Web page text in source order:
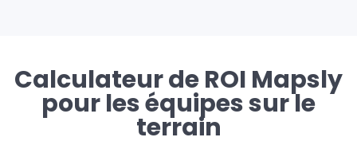
Calculateur de ROI Mapsly
pour les équipes sur le
terrain